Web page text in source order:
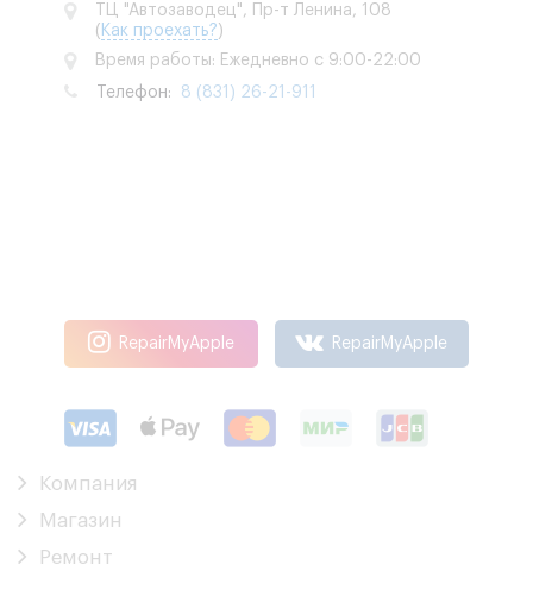
ТЦ "Автозаводец", Пр-т Ленина, 108
( Как проехать?)
Время работы: Ежедневно с 9:00-22:00
Телефон: 8 (831) 26-21-911
RepairMyApple RepairMyApple
Компания
Магазин
Ремонт